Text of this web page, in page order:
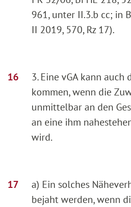
961, unter II.3.b cc; in
II 2019, 570, Rz 17).
3. Eine vGA kann
kommen, wenn die
unmittelbar an den
an eine ihm
wird.
a) Ein solches
bejaht werden, wenn